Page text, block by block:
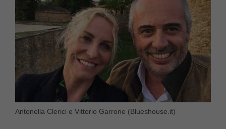
Antonella Clerici e Vittorio Garrone (Blueshouse.it)